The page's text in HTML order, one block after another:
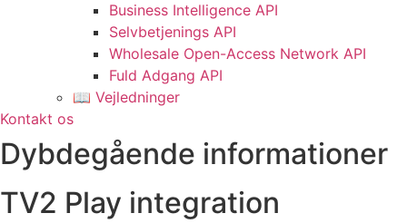
Business Intelligence API
Selvbetjenings API
Wholesale Open-Access Network API
Fuld Adgang API
📖 Vejledninger
Kontakt os
Dybdegående informationer
TV2 Play integration